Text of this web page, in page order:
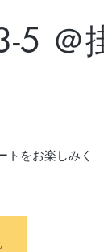
＠
トをお楽しみく